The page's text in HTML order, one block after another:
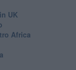
UK
Africa